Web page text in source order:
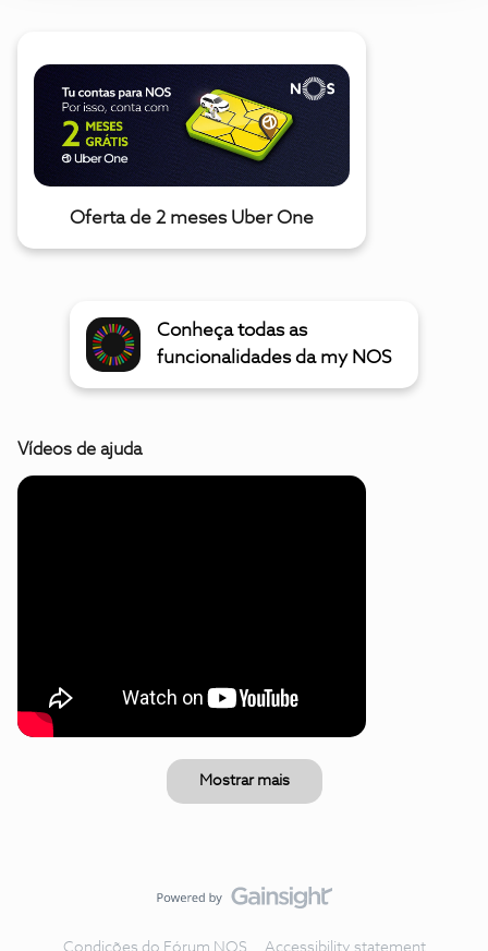
Oferta de 2 meses Uber One
Conheça todas as
funcionalidades da my NOS
Vídeos de ajuda
Mostrar mais